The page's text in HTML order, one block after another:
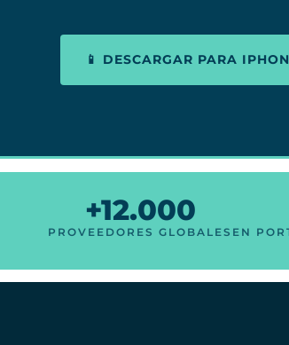
📱 DESCARGAR PARA
+12.000
PROVEEDORES GLOBALES EN